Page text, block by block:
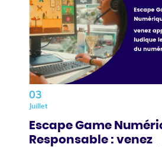
03
Juillet
Escape Game
Responsable : venez